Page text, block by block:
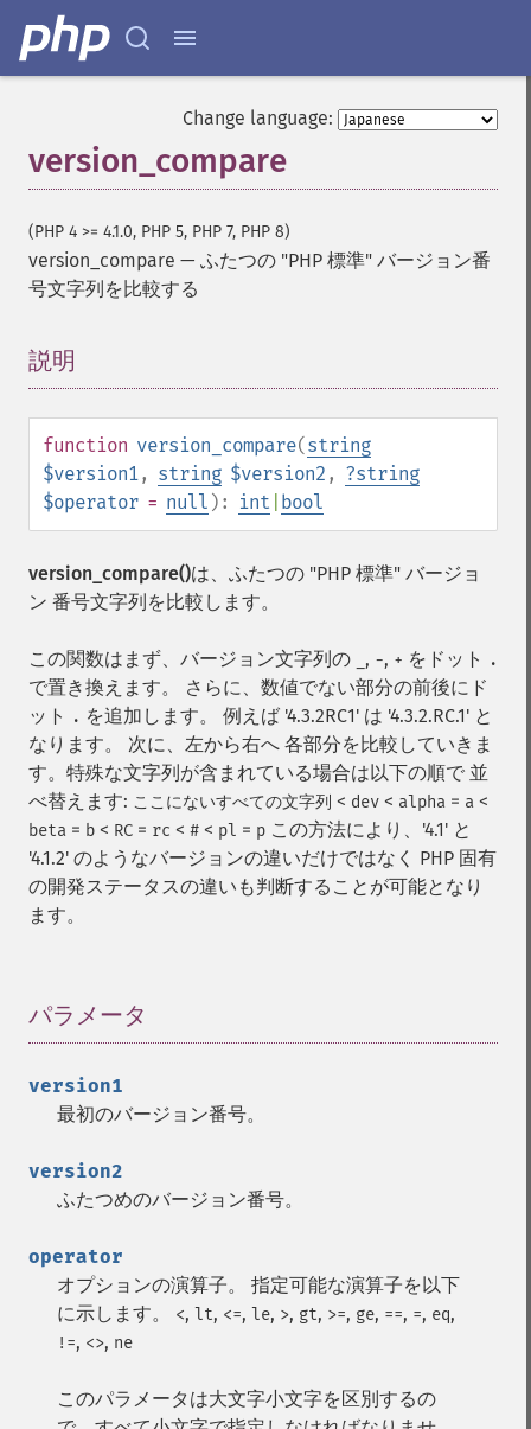
Change language:
version_compare
(PHP 4 >= 4.1.0, PHP 5, PHP 7, PHP 8)
version_compare — ふたつの "PHP 標準" バージョン番
号文字列を比較する
説明
function version_compare(string
$version1, string $version2 , ?string
$operator = null ): int bool
version_compare()は、ふたつの "PHP 標準" バージョ
ン 番号文字列を比較します。
この関数はまず、バージョン文字列の , -, + をドット .
で置き換えます。 さらに、数値でない部分の前後にド
ット
. を追加します。 例えば '4.3.2RC1' は '4.3.2.RC.1' と
なります。 次に、左から右へ 各部分を比較していきま
す。特殊な文字列が含まれている場合は以下の順で 並
べ替えます: ここにないすべての文字列 < dev < alpha = a <
beta = b < RC = rc < # < pl = p この方法により、'4.1' と
'4.1.2' のようなバージョンの違いだけではなく PHP 固有
の開発ステータスの違いも判断することが可能となり
ます。
パラメータ
version1
最初のバージョン番号。
version2
ふたつめのバージョン番号。
operator
オプションの演算子。 指定可能な演算子を以下
に示します。
<, lt, <=, le, >, gt, >=, ge, ==, =, eq,
!=, <>, ne
このパラメータは大文字小文字を区別するの